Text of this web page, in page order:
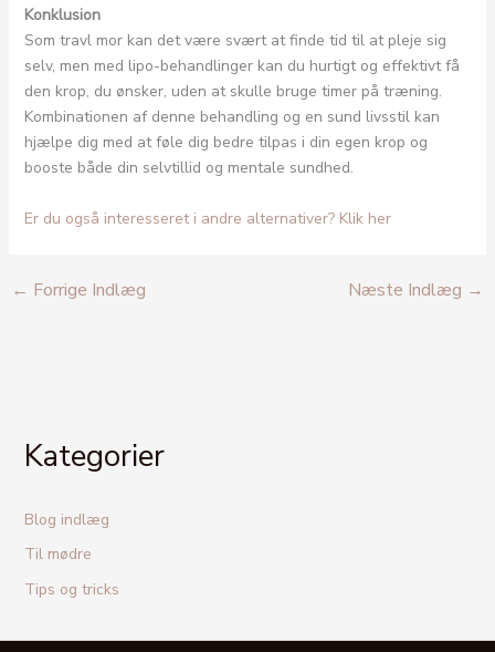
Konklusion
Som travl mor kan det være svært at finde tid til at pleje sig
selv, men med lipo-behandlinger kan du hurtigt og effektivt få
den krop, du ønsker, uden at skulle bruge timer på træning.
Kombinationen af denne behandling og en sund livsstil kan
hjælpe dig med at føle dig bedre tilpas i din egen krop og
booste både din selvtillid og mentale sundhed.
Er du også interesseret i andre alternativer? Klik her
← Forrige Indlæg Næste Indlæg →
Kategorier
Blog indlæg
Til mødre
Tips og tricks